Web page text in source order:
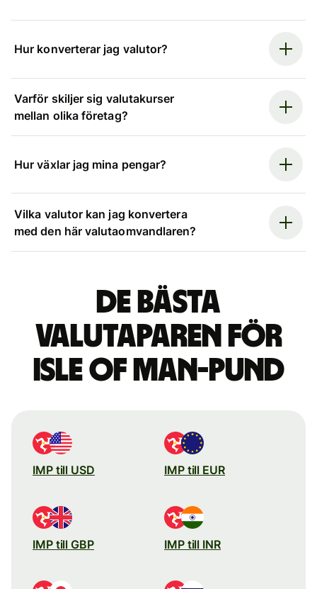
Hur konverterar jag valutor?
Varför skiljer sig valutakurser
mellan olika företag?
Hur växlar jag mina pengar?
Vilka valutor kan jag konvertera
med den här valutaomvandlaren?
De bästa
valutaparen för
Isle of Man-pund
IMP till USD IMP till EUR
IMP till GBP IMP till INR